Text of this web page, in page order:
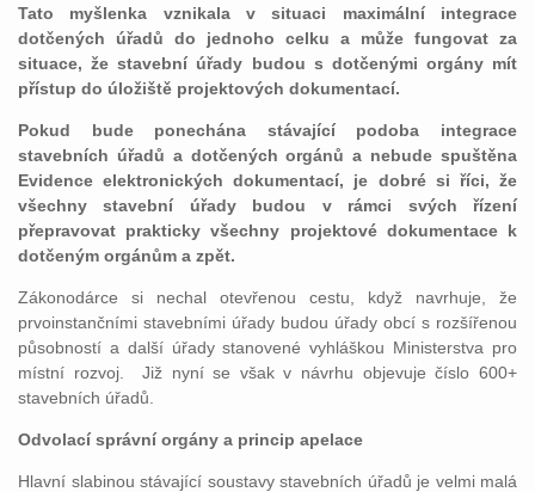
Tato myšlenka vznikala v situaci maximální integrace
dotčených úřadů do jednoho celku a může fungovat za
situace, že stavební úřady budou s dotčenými orgány mít
přístup do úložiště projektových dokumentací.
Pokud bude ponechána stávající podoba integrace
stavebních úřadů a dotčených orgánů a nebude spuštěna
Evidence elektronických dokumentací, je dobré si říci, že
všechny stavební úřady budou v rámci svých řízení
přepravovat prakticky všechny projektové dokumentace k
dotčeným orgánům a zpět.
Zákonodárce si nechal otevřenou cestu, když navrhuje, že
prvoinstančními stavebními úřady budou úřady obcí s rozšířenou
působností a další úřady stanovené vyhláškou Ministerstva pro
místní rozvoj. Již nyní se však v návrhu objevuje číslo 600+
stavebních úřadů.
Odvolací správní orgány a princip apelace
Hlavní slabinou stávající soustavy stavebních úřadů je velmi malá